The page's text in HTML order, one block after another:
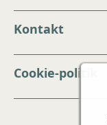
Kontakt
Cookie-politik